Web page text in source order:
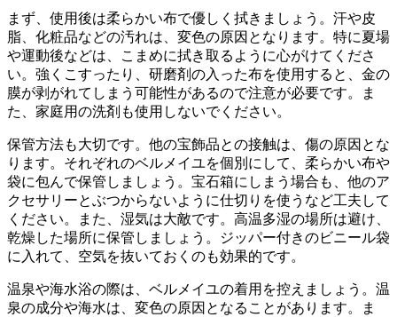
まず、使用後は柔らかい布で優しく拭きましょう 。汗や皮
脂、化粧品などの汚れは、変色の原因となります。特に夏場
や運動後などは、こまめに拭き取るように心がけてくださ
い。強くこすったり、研磨剤の入った布を使用すると、金の
膜が剥がれてしまう可能性があるので注意が必要です。ま
た、家庭用の洗剤も使用しないでください。
保管方法も大切です。他の宝飾品との接触は、傷の原因とな
ります。それぞれのベルメイユを個別にして、柔らかい布や
袋に包んで保管しましょう。宝石箱にしまう場合も、他のア
クセサリーとぶつからないように仕切りを使うなど工夫して
ください。また、湿気は大敵です。高温多湿の場所は避け、
乾燥した場所に保管しましょう。ジッパー付きのビニール袋
に入れて、空気を抜いておくのも効果的です。
温泉や海水浴の際は、ベルメイユの着用を控えましょう 。温
泉の成分や海水は、変色の原因となることがあります。ま